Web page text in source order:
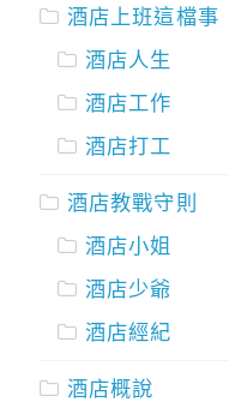
酒店上班這檔事
酒店人生
酒店工作
酒店打工
酒店教戰守則
酒店小姐
酒店少爺
酒店經紀
酒店概說